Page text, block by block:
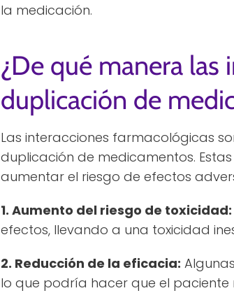
la medicación.
¿De qué manera
duplicación de
Las interacciones farmacológicas
duplicación de medicamentos.
aumentar el riesgo de efectos
1. Aumento del riesgo de toxicidad:
efectos, llevando a una toxicidad
2. Reducción de la eficacia:
lo que podría hacer que el paciente